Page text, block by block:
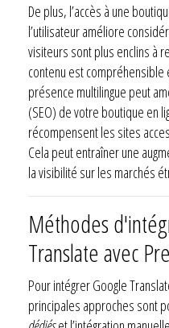
De plus, l’accès à une
l’utilisateur améliore
visiteurs sont plus enclins à
contenu est compréhensible
présence multilingue peut
(SEO) de votre boutique en
récompensent les sites
Cela peut entraîner une
la visibilité sur les marchés
Méthodes
Translate avec
Pour intégrer Google
principales approches sont